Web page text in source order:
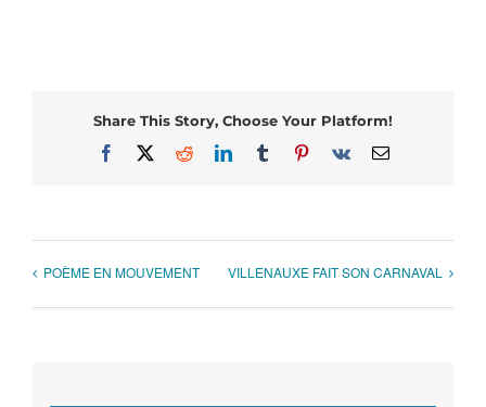
Share This Story, Choose Your Platform!
Facebook
X RedditLinkedInTumblrPinterest
Vk Email
POÈME EN MOUVEMENT VILLENAUXE FAIT SON CARNAVAL